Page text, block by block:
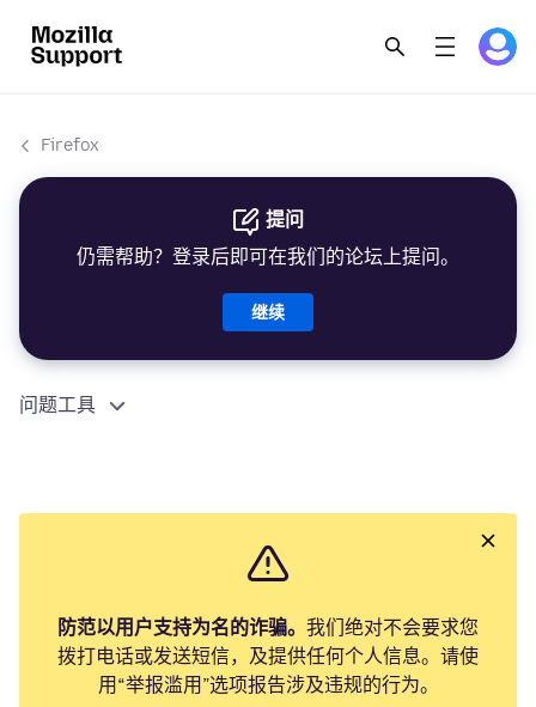
Firefox
提问
仍需帮助？登录后即可在我们的论坛上提问。
继续
问题工具
防范以用户支持为名的诈骗。 我们绝对不会要求您
拨打电话或发送短信，及提供任何个人信息。请使
用“举报滥用”选项报告涉及违规的行为。